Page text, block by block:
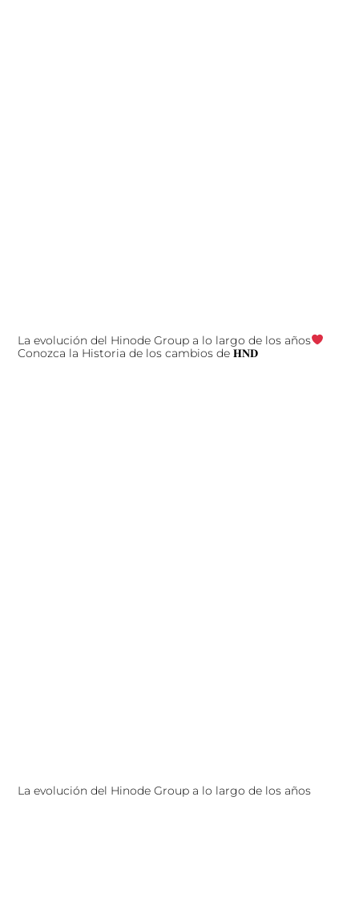
La evolución del Hinode Group a lo largo de los años
Conozca la Historia de los cambios de 𝐇𝐍𝐃
La evolución del Hinode Group a lo largo de los años